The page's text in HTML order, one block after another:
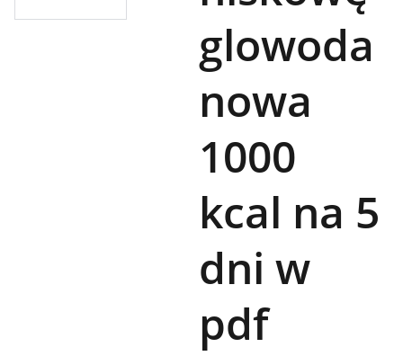
glowoda
nowa
1000
kcal na 5
dni w
pdf